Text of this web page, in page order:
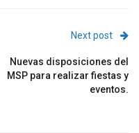
Next post
Nuevas disposiciones del
MSP para realizar fiestas y
eventos.